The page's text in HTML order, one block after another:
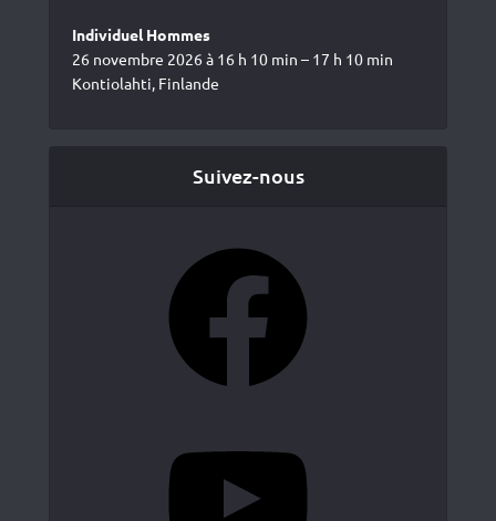
Individuel Hommes
26 novembre 2026 à 16 h 10 min – 17 h 10 min
Kontiolahti, Finlande
Suivez-nous